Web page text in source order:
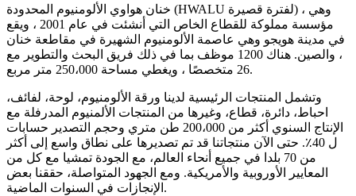
خنان هواوي الألومنيوم المحدودة (HWALU لفترة قصيرة) ، وهي
مؤسسة مملوكة للقطاع الخاص التي أنشئت في عام 2001 ، ويقع
في مدينة هويجو وهي عاصمة الألومنيوم الشهيرة في مقاطعة خنان
، والصين. هناك 1200 موظف بما في ذلك فريق البحث والتطوير مع
26 متخصصًا ، ويغطي مساحة 250،000 متر مربع.
وتشمل المنتجات الرئيسية لدينا ورقة الألومنيوم، لوحة، لفائف،
احباط، دائرة، قطاع، وغيرها من المنتجات الألمنيوم المدرفلة مع
الإنتاج السنوي أكثر من 200،000 طن متري وحجم التصدير حسابات
ل 40٪. حتى الآن منتجاتنا قد تم تصديرها على نطاق واسع إلى أكثر
من 70 بلدا في جميع أنحاء العالم، مع الجودة تمشيا مع كل من
المعايير الأوروبية والأمريكية. ومع الجهود المتواصلة، حققنا بعض
الإنجازات في السنوات الماضية.